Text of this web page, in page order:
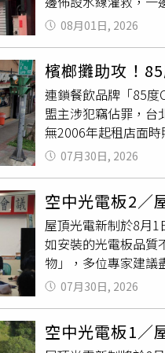
窗簾、燈具等，農曆
具行、電器賣場都
筆可觀的錢，等房子
誰很重要！「嫌惡設
爬脫困，其中一名母
醫。火勢約30分鐘
火原因仍待進一步
08月01日, 2026
檳榔攤助攻！
連鎖餐飲品牌「85度
盟主涉犯竊佔罪，台
無2006年起租店面
法院39年前的研究意
樓桌椅則可隨時搬
意見，但無法接受
冷氣機、鐵架與遮雨
氣、告加盟主和房東
在2005年買下店面
時只加裝冷氣，其餘
間，竊佔最重可判刑
日剛好在2006年7
直接以告訴逾期為
為年代久遠已超過法
07月30日, 2026
空中光電板2／
屋頂光電新制於8月1
如安裝的光電板品質
物」，多位專家建議
築物設置太陽光電發
建或改建建築物，
常在40%至60%，
絲颱風侵台，17級陣
07月30日, 2026
空中光電板1／